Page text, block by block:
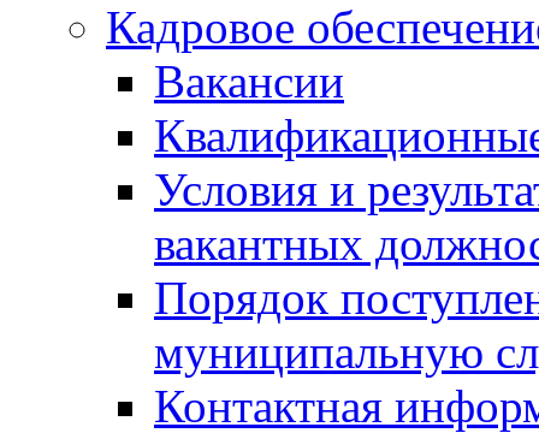
Кадровое
Вакансии
Условия и
вакантных
Порядок
муниципальную
Контактная